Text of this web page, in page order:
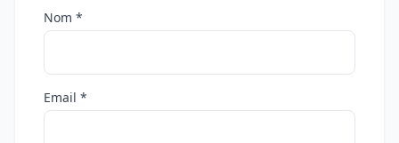
Nom *
Email *